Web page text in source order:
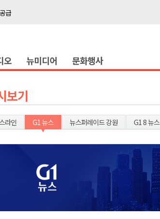
급
방제 진행
이트쇼'
..인명피해 없어
과 212억 원
오 뉴미디어 문화행사
보기
라인 G1 뉴스 뉴스퍼레이드 강원 G1 8 뉴스